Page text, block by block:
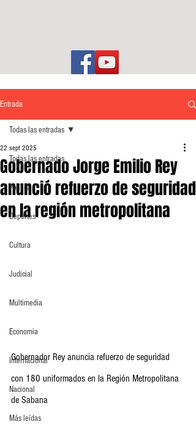
Entrada
Todas las entradas
Política
Deportes
Cultura
Judicial
Multimedia
Economia
Internacional
Nacional
Más leídas
Todas las entradas
Gobernado Jorge Emilio Rey
anunció refuerzo de seguridad
en la región metropolitana
22 sept 2025
Gobernador Rey anuncia refuerzo de seguridad
con 180 uniformados en la Región Metropolitana
de Sabana